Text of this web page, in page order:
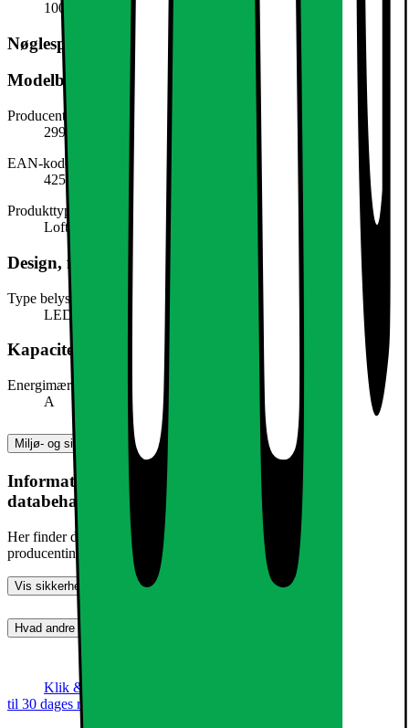
100,0 g
Nøglespecifikation
Modelbeskrivelse
Producentens varenummer
299008813
EAN-kode
4250912422933
Produkttype
Loftslampe
Design, form og placering
Type belysning
LED
Kapacitet, forbrug og strøm
Energimærke
A
Miljø- og sikkerhedsoplysninger
Information om produktsikkerhed og
databehandling
Her finder du information om generel produktsikkerhed og
producentinformation
Vis sikkerhedsoplysninger
Hvad andre synes (0)
Klik & Hent
til 30 dages returret